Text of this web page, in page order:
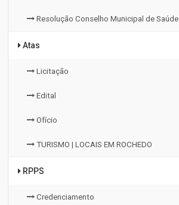
Resolução Conselho Municipal de Saúde
Atas
Licitação
Edital
Ofício
TURISMO | LOCAIS EM ROCHEDO
RPPS
Credenciamento